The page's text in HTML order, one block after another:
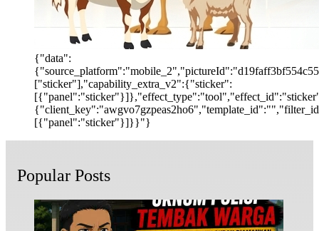
{"data":
["sticker"],"capability_extra_v2":{"sticker":
[{"panel":"sticker"}]}}"}
Popular Posts